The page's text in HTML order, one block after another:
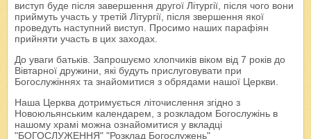
виступ буде після завершення другої Літургії, після чого вони
приймуть участь у третій Літургії, після звершення якої
проведуть наступний виступ. Просимо наших парафіян
прийняти участь в цих заходах.
До уваги батьків. Запрошуємо хлопчиків віком від 7 років до
Вівтарної дружини, які будуть прислуговувати при
Богослужіннях та знайомитися з обрядами нашої Церкви.
Наша Церква дотримується літочислення згідно з
Новоюльянським календарем, з розкладом Богослужінь в
нашому храмі можна ознайомитися у вкладці
"БОГОСЛУЖЕННЯ" "Розклад Богослужень"